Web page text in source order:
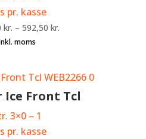
pr. kasse
kr. – 592,50 kr.
Front Tcl
3×0 – 1
pr. kasse